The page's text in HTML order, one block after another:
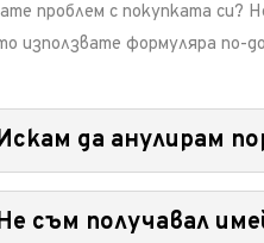
проблем с покупката си?
използвате формуляра по-
да анулирам
поръчката е завършена, не е
съм получавал